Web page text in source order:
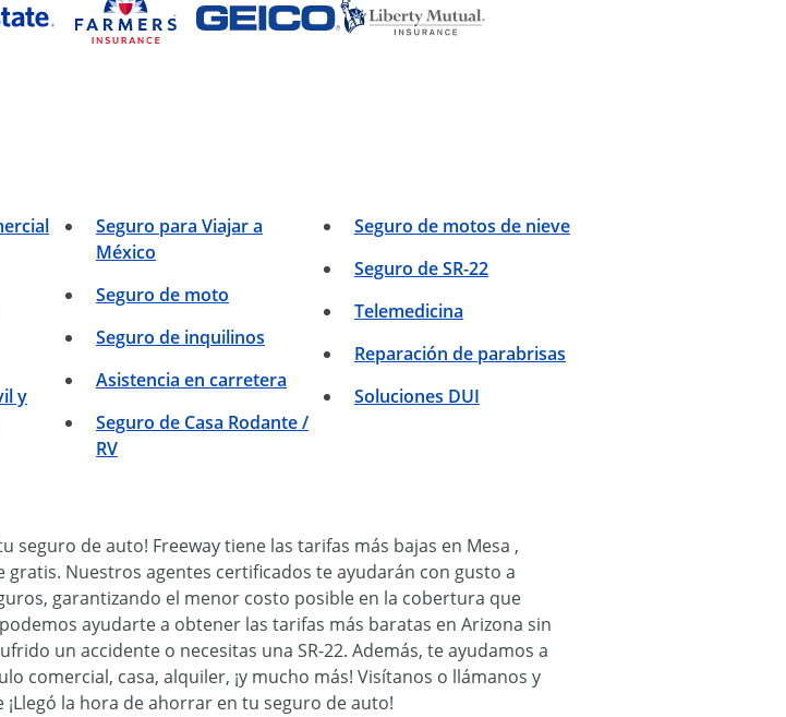
y
Seguro para Viajar a
México
Seguro de moto
Seguro de inquilinos
Asistencia en carretera
Seguro de Casa Rodante /
RV
Seguro de motos de nieve
Seguro de SR-22
Telemedicina
Reparación de parabrisas
Soluciones DUI
de auto! Freeway tiene las tarifas más bajas en Mesa ,
Nuestros agentes certificados te ayudarán con gusto a
garantizando el menor costo posible en la cobertura que
ayudarte a obtener las tarifas más baratas en Arizona sin
un accidente o necesitas una SR-22. Además, te ayudamos a
comercial, casa, alquiler, ¡y mucho más! Visítanos o llámanos y
la hora de ahorrar en tu seguro de auto!